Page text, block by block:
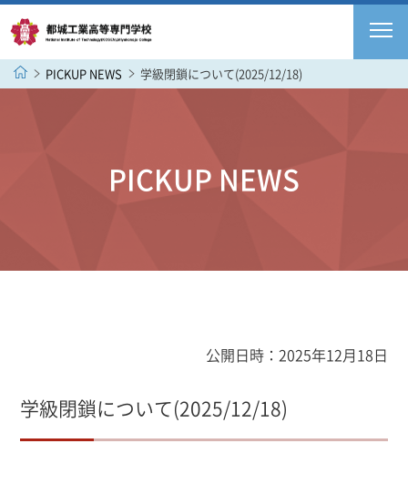
PICKUP NEWS 学級閉鎖について(2025/12/18)
PICKUP NEWS
公開日時：2025年12月18日
学級閉鎖について(2025/12/18)